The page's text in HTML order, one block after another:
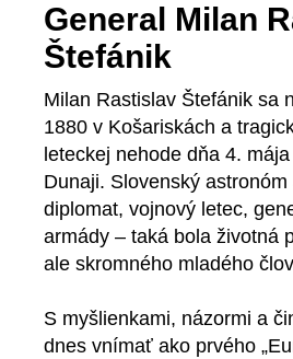
General Milan
Štefánik
Milan Rastislav Štefánik sa
1880 v Košariskách a
leteckej nehode dňa 4.
Dunaji. Slovenský
diplomat, vojnový letec,
armády – taká bola životná
ale skromného mladého
S myšlienkami, názormi a
dnes vnímať ako prvého